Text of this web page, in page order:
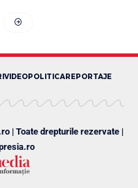
VIDEOPOLITICAREPORTAJE
| Toate drepturile rezervate |